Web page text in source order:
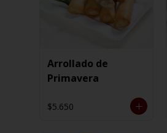
Arrollado de
Primavera
$5.650